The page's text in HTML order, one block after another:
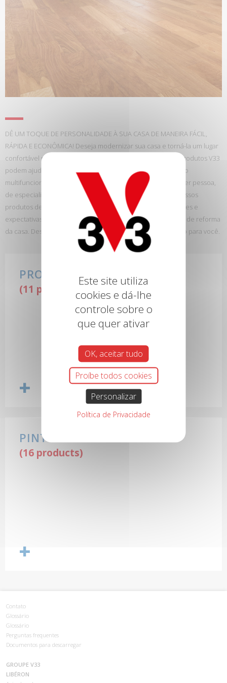
DÊ UM TOQUE DE PERSONALIDADE À SUA CASA DE MANEIRA FÁCIL,
RÁPIDA E ECONÔMICA! Deseja modernizar sua casa e torná-la um lugar
confortável para viver, que reflete sua personalidade? Os produtos V33
podem ajudá-lo a alcançá-lo! As tintas para interiores V33 são
multifuncionais e projetadas para serem usadas por qualquer pessoa,
de especialistas a iniciantes, devido à sua fácil aplicação. Nossos
produtos de interiores atendem a todas as suas necessidades e
expectativas e o acompanham em todas as fases do projeto de reforma
da casa. Descubra a nossa gama e encontre o produto certo para você.
PRODUTOS PARA MADEIRA
(11 products)
PINTURAS
(16 products)
Contato
Glossário
Glossário
Perguntas frequentes
Documentos para descarregar
GROUPE V33
LIBÉRON
Este site utiliza
cookies e dá-lhe
controle sobre o
que quer ativar
OK, aceitar tudo
Proíbe todos cookies
Personalizar
Política de Privacidade